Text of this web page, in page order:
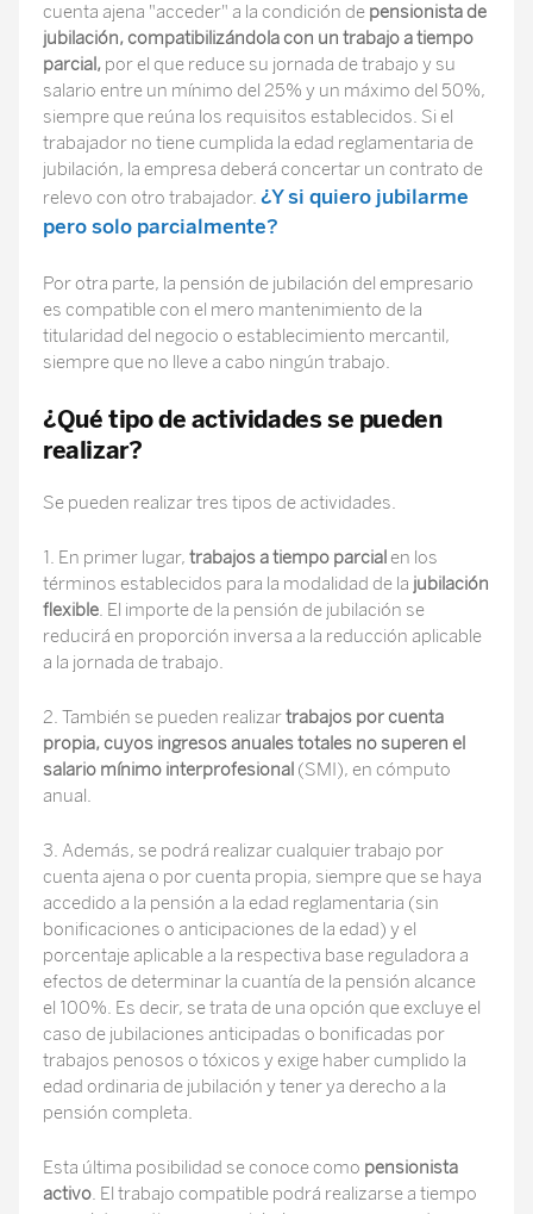
cuenta ajena "acceder" a la condición de pensionista de
jubilación, compatibilizándola con un trabajo a tiempo
parcial, por el que reduce su jornada de trabajo y su
salario entre un mínimo del 25% y un máximo del 50%,
siempre que reúna los requisitos establecidos. Si el
trabajador no tiene cumplida la edad reglamentaria de
jubilación, la empresa deberá concertar un contrato de
relevo con otro trabajador. ¿Y si quiero jubilarme
pero solo parcialmente?
Por otra parte, la pensión de jubilación del empresario
es compatible con el mero mantenimiento de la
titularidad del negocio o establecimiento mercantil,
siempre que no lleve a cabo ningún trabajo.
¿Qué tipo de actividades se pueden
realizar?
Se pueden realizar tres tipos de actividades.
1. En primer lugar, trabajos a tiempo parcial en los
términos establecidos para la modalidad de la jubilación
flexible. El importe de la pensión de jubilación se
reducirá en proporción inversa a la reducción aplicable
a la jornada de trabajo.
2. También se pueden realizartrabajos por cuenta
propia, cuyos ingresos anuales totales no superen el
salario mínimo interprofesional (SMI), en cómputo
anual.
3. Además, se podrá realizar cualquier trabajo por
cuenta ajena o por cuenta propia, siempre que se haya
accedido a la pensión a la edad reglamentaria (sin
bonificaciones o anticipaciones de la edad) y el
porcentaje aplicable a la respectiva base reguladora a
efectos de determinar la cuantía de la pensión alcance
el 100%. Es decir, se trata de una opción que excluye el
caso de jubilaciones anticipadas o bonificadas por
trabajos penosos o tóxicos y exige haber cumplido la
edad ordinaria de jubilación y tener ya derecho a la
pensión completa.
Esta última posibilidad se conoce como pensionista
activo. El trabajo compatible podrá realizarse a tiempo